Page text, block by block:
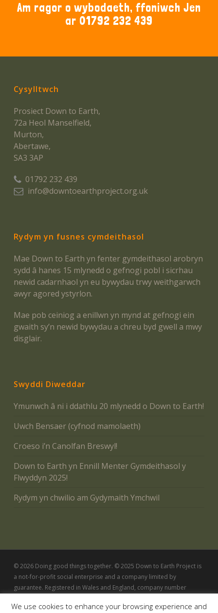
Am ragor o wybodaeth, ffoniwch Jen
ar 01792 232 439
Cysylltwch
Prosiect Down to Earth,
72a Heol Manselfield,
Murton,
Abertawe,
SA3 3AP
01792 232 439
info@downtoearthproject.org.uk
Rydym yn fusnes cymdeithasol
Mae Down to Earth yn fenter gymdeithasol arobryn
sydd â hanes 15 mlynedd o gefnogi pobl i sicrhau
newid cadarnhaol yn eu bywydau trwy weithgarwch
awyr agored ystyrlon.
Mae pob ceiniog a enillwn yn mynd at gefnogi ein
gwaith sy’n newid bywydau a chreu byd gwell a mwy
disglair.
Swyddi Diweddar
Ymunwch â ni i ddathlu 20 mlynedd o Down to Earth!
Uwch Bensaer (cyfnod mamolaeth)
Croeso i’n Canolfan Breswyl!
Down to Earth yn Ennill Menter Gymdeithasol y
Flwyddyn 2025!
Rydym yn chwilio am Gydymaith Ymchwil
© 2026 Doing good things together. © 2025 Down to Earth Project is
a not-for-profit social enterprise and a company limited by
guarantee. Registered in Wales and England, company number
We use cookies to enhance your browsing experience and